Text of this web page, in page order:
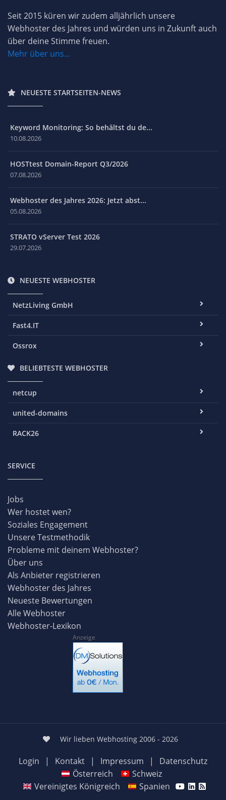
Seit 2015 küren wir zudem alljährlich unsere
Webhoster des Jahres und würden uns in Zukunft auch
über deine Stimme freuen.
Mehr über uns...
NEUESTE STARTSEITEN-NEWS
Keyword Monitoring: So behältst du de...
10.08.2026
HOSTtest Domain-Report Q3/2026
07.08.2026
Webhoster des Jahres 2026: Jetzt abst...
05.08.2026
STRATO vServer Test 2026
29.07.2026
NEUESTE WEBHOSTER
NetzLiving GmbH
Fast4.IT
Ossrox
BELIEBTESTE WEBHOSTER
netcup
united-domains
RACK26
SERVICE
Jobs
Wer hostet wen?
Soziales Engagement
Unsere Testmethodik
Probleme mit deinem Webhoster?
Über uns
Als Anbieter registrieren
Webhoster des Jahres
Neueste Bewertungen
Alle Webhoster
Webhoster-Lexikon
Anzeige
Wir lieben Webhosting 2006 - 2026
Login | Kontakt | Impressum |
Datenschutz
Österreich
Schweiz
Vereinigtes Königreich
Spanien